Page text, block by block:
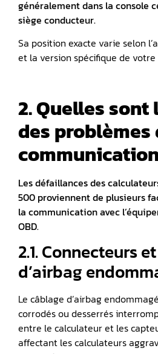
généralement dans la console
siège conducteur.
Sa position exacte varie selon
et la version spécifique de votre
2. Quelles sont
des problèmes
Les défaillances des
500 proviennent de plusieurs
la communication avec
OBD.
2.1. Connecteurs
d’airbag
Le câblage d’airbag
corrodés ou desserrés
entre le calculateur et les
affectant les calculateurs